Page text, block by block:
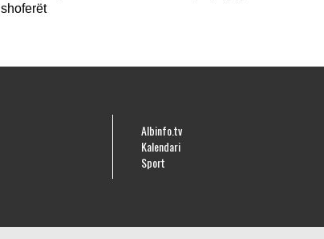
shoferët
Albinfo.tv
Kalendari
Sport